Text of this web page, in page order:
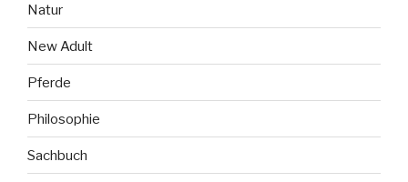
Natur
New Adult
Pferde
Philosophie
Sachbuch